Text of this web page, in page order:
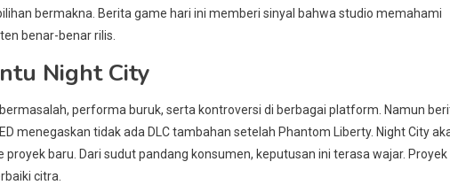
bermakna. Berita game hari ini memberi sinyal bahwa studio memahami
benar-benar rilis.
Night City
performa buruk, serta kontroversi di berbagai platform. Namun
menegaskan tidak ada DLC tambahan setelah Phantom Liberty. Night City
baru. Dari sudut pandang konsumen, keputusan ini terasa wajar. Proyek
citra.